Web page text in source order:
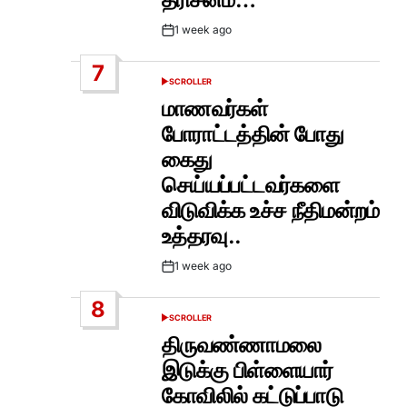
Post1 week ago
7
POSTED
SCROLLER
மாணவர்கள்
போராட்டத்தின் போது
கைது
செய்யப்பட்டவர்களை
விடுவிக்க உச்ச நீதிமன்றம்
உத்தரவு..
Post1 week ago
8
POSTED
SCROLLER
திருவண்ணாமலை
இடுக்கு பிள்ளையார்
கோவிலில் கட்டுப்பாடு